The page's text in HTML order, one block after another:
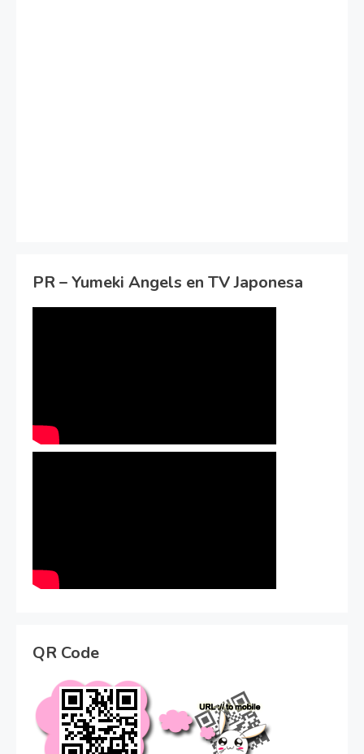
PR – Yumeki Angels en TV Japonesa
QR Code